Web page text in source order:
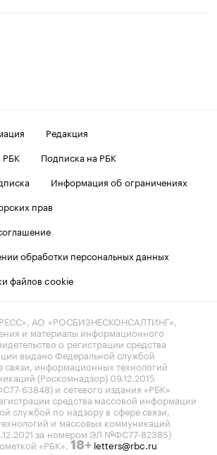
Редакция
РБК
Подписка на РБК
Информация об ограничениях
прав
обработки персональных данных
файлов cookie
АО «РОСБИЗНЕСКОНСАЛТИНГ»,
и материалы информационного
о регистрации средства
выдано Федеральной службой
связи, информационных технологий
(Роскомнадзор) 09.12.2015
63848) и сетевого издания «РБК»
средства массовой информации
службой по надзору в сфере связи,
и массовых коммуникаций
за номером ЭЛ №ФС77-82385)
«РБК». 18+ letters@rbc.ru